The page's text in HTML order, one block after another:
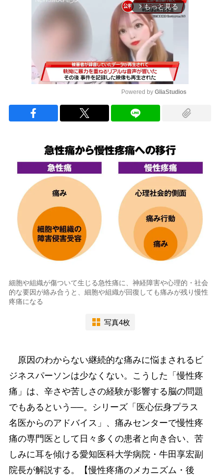
arrow_forward_ios もっと見る
Powered by GliaStudios
細胞や組織が傷ついて生じる急性痛に、神経障害や心理的・社会
的な要因が絡み合うと、細胞や組織が回復しても痛みが残り慢性
疼痛になる
写真4枚
原因のわからない継続的な痛みに悩まされるビ
ジネスパーソンは少なくない。こうした「慢性疼
痛」は、辛さや苦しさの経験が影響する脳の問題
でもあるという──。シリーズ「医心伝身プラス
名医からのアドバイス」、痛みセンターで慢性疼
痛の専門医として日々多くの患者と向き合い、苦
しみに耳を傾ける愛知医科大学病院・牛田享宏副
院長が解説する。【慢性疼痛のメカニズム・後